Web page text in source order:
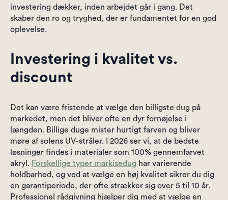
investering dækker, inden arbejdet går i gang. Det
skaber den ro og tryghed, der er fundamentet for en god
oplevelse.
Investering i kvalitet vs.
discount
Det kan være fristende at vælge den billigste dug på
markedet, men det bliver ofte en dyr fornøjelse i
længden. Billige duge mister hurtigt farven og bliver
møre af solens UV-stråler. I 2026 ser vi, at de bedste
løsninger findes i materialer som 100% gennemfarvet
akryl. Forskellige typer markisedug har varierende
holdbarhed, og ved at vælge en høj kvalitet sikrer du dig
en garantiperiode, der ofte strækker sig over 5 til 10 år.
Professionel rådgivning hjælper dig med at vælge en